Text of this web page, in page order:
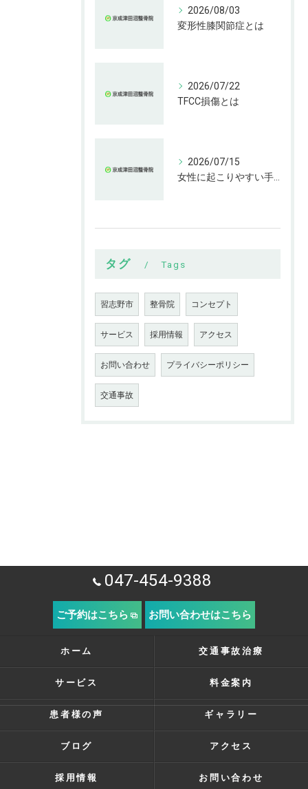
2026/08/03
変形性膝関節症とは
2026/07/22
TFCC損傷とは
2026/07/15
タグ Tags
習志野市 整骨院 コンセプト
サービス 採用情報 アクセス
お問い合わせ プライバシーポリシー
交通事故
047-454-9388
ご予約はこちら お問い合わせはこちら
ホーム 交通事故治療
サービス 料金案内
患者様の声 ギャラリー
ブログ アクセス
採用情報 お問い合わせ